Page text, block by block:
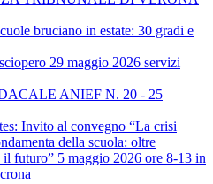
bruciano in estate: 30 gradi e
29 maggio 2026 servizi
ANIEF N. 20 - 25
Invito al convegno “La crisi
della scuola: oltre
il futuro” 5 maggio 2026 ore 8-13 in